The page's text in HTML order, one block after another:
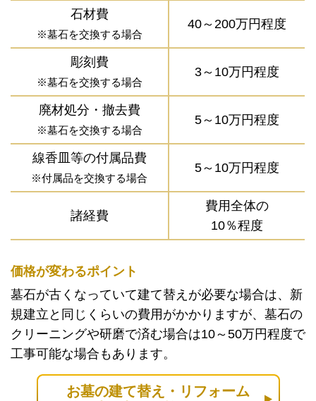
石材費
※墓石を交換する場合
40～200万円程度
彫刻費
※墓石を交換する場合
3～10万円程度
廃材処分・撤去費
※墓石を交換する場合
5～10万円程度
線香皿等の付属品費
※付属品を交換する場合
5～10万円程度
諸経費
費用全体の
10％程度
価格が変わるポイント
墓石が古くなっていて建て替えが必要な場合は、新
規建立と同じくらいの費用がかかりますが、墓石の
クリーニングや研磨で済む場合は10～50万円程度で
工事可能な場合もあります。
お墓の建て替え・リフォーム